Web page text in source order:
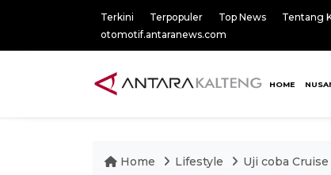
Terkini Terpopuler Top News Tentang
otomotif.antaranews.com
HOME
Home Lifestyle Uji coba